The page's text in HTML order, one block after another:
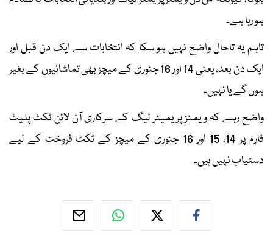
ہو رہا ہے۔
تاہم یہ تاحال واضح نہیں ہو سکا کہ انتخابات سے ایک دن قبل اور
ایک دن بعد، یعنی 14 اور 16 جنوری کے میچز بھی تماشائیوں کے بغیر
ہوں گے یا نہیں۔
واضح رہے کہ ویمنز پریمیئر لیگ کے سرکاری آن لائن ٹکٹ پلیٹ
فارم پر 14، 15 اور 16 جنوری کے میچز کے ٹکٹ فروخت کے لیے
دستیاب نہیں ہیں۔